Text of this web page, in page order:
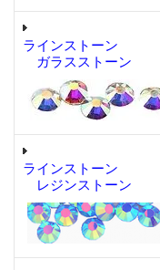
ラインストーン
ガラスストーン
ラインストーン
レジンストーン